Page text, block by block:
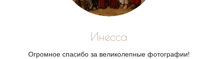
Инесса
Огромное спасибо за великолепные фотографии!